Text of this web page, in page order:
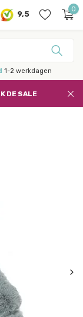
9,5
0
1-2 werkdagen
DE SALE